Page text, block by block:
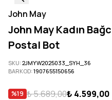
John May
John May Kadın
Postal Bot
SKU:2JMYW2025033_SYH_36
BARKOD:1907655150656
%19 ₺ 5.689,00₺ 4.599,00